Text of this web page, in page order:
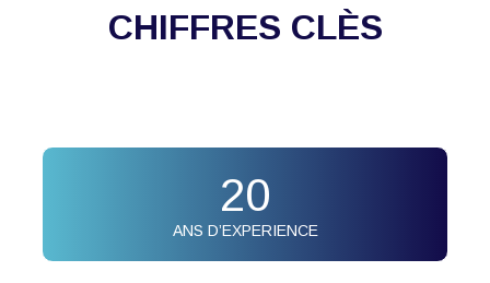
CHIFFRES CLÈS
20
ANS D’EXPERIENCE